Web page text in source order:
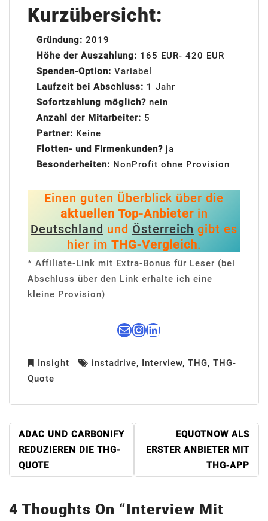
Kurzübersicht:
Gründung: 2019
Höhe der Auszahlung: 165 EUR- 420 EUR
Spenden-Option: Variabel
Laufzeit bei Abschluss: 1 Jahr
Sofortzahlung möglich? nein
Anzahl der Mitarbeiter: 5
Partner: Keine
Flotten- und Firmenkunden? ja
Besonderheiten: NonProfit ohne Provision
Einen guten Überblick über die
aktuellen Top-Anbieterin
Deutschland und Österreich gibt es
hier im THG-Vergleich.
* Affiliate-Link mit Extra-Bonus für Leser (bei
Abschluss über den Link erhalte ich eine
kleine Provision)
E-MailInstagram
LinkedIn
Insight instadrive, Interview, THG, THG-
Quote
BEITRAGSNAVIGATION
ADAC UND CARBONIFY
REDUZIEREN DIE THG-
QUOTE
EQUOTNOW ALS
ERSTER ANBIETER MIT
THG-APP
4 Thoughts On “Interview Mit